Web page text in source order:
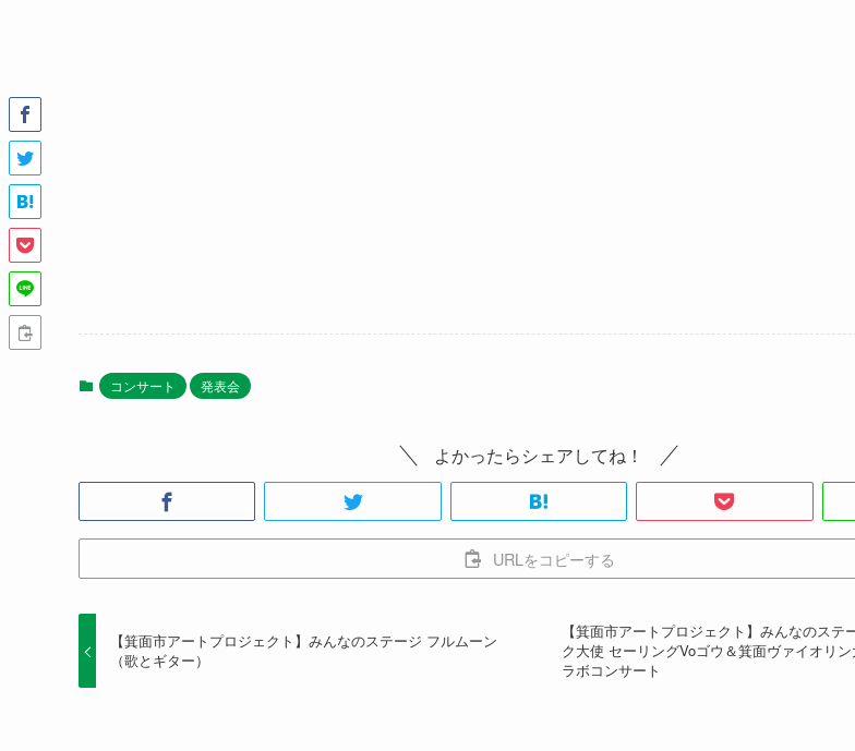
コンサート 発表会
よかったらシェアしてね！
URLをコピーする
【箕面市アートプロジェクト】みんなのステージ フルムーン
（歌とギター）
【箕面市アートプロジェクト】みんなのステ
ク大使 セーリングVoゴウ＆箕面ヴァイオリ
ラボコンサート